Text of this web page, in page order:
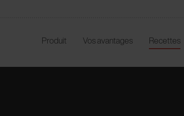
Produit Vos avantages Recettes